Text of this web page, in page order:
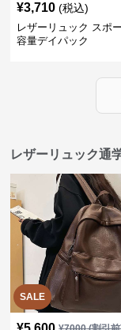
¥3,710 (税込)
レザーリュック スポ
容量デイパック
レザーリュック通
SALE